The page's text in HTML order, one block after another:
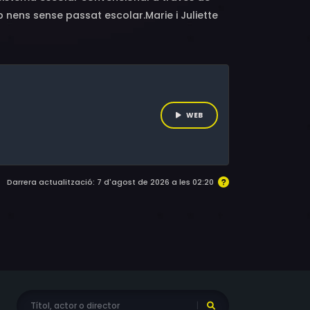
sense passat escolar.Marie i Juliette
la “Petite École”, acollint nens que no han
allunyats dels processos
d'enfrontar-se a una institució
WEB
Darrera actualització: 7 d'agost de 2026 a les 02:20